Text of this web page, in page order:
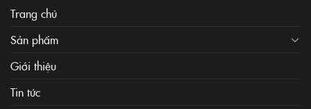
Trang chủ
Sản phẩm
Giới thiệu
Tin tức